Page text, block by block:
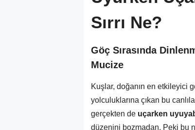
Sırrı Ne?
Göç Sırasında
Mucize
Kuşlar, doğanın en etkileyici
yolculuklarına çıkan bu
gerçekten de uçarken
düzenini bozmadan. Peki bu